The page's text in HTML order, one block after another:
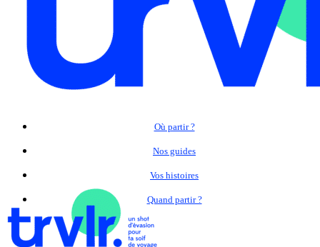
Où partir ?
Nos guides
Vos histoires
Quand partir ?